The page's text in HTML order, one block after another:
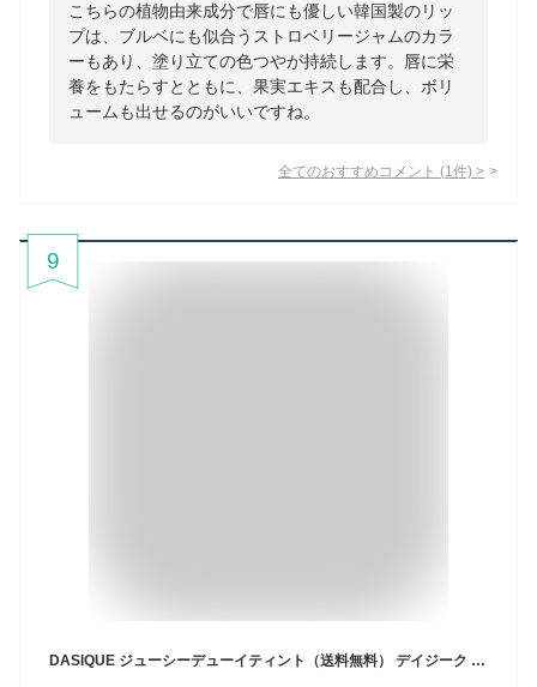
こちらの植物由来成分で唇にも優しい韓国製のリッ
プは、ブルベにも似合うストロベリージャムのカラ
ーもあり、塗り立ての色つやが持続します。唇に栄
養をもたらすとともに、果実エキスも配合し、ボリ
ュームも出せるのがいいですね。
全てのおすすめコメント (1 件) >
9
DASIQUE ジューシーデューイティント（送料無料） デイジーク ジューシーデュイティントリップ ブルベ リップティント グロス 口紅 韓国コスメ 韓コス ナチュラル メイク コスメ イエベ カラーリップジャム